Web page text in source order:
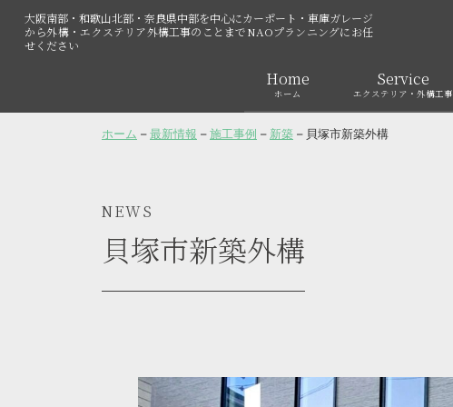
大阪南部・和歌山北部・奈良県中部を中心にカーポート・車庫ガレージ
から外構・エクステリア外構工事のことまでNAOプランニングにお任
せください
Home
ホーム
Service
エクステリア・外構工事
ホーム – 最新情報 – 施工事例 – 新築 –貝塚市新築外構
NEWS
貝塚市新築外構